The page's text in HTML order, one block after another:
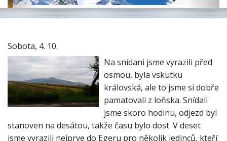
Sobota, 4. 10.
Na snídani jsme vyrazili před
osmou, byla vskutku
královská, ale to jsme si dobře
pamatovali z loňska. Snídali
jsme skoro hodinu, odjezd byl
stanoven na desátou, takže času bylo dost. V deset
jsme vyrazili nejprve do Egeru pro několik jedinců, kteří